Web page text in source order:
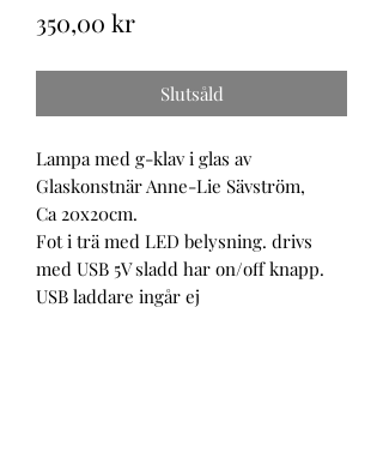
350,00 krPris
Slutsåld
Lampa med g-klav i glas av
Glaskonstnär Anne-Lie Sävström,
Ca 20x20cm.
Fot i trä med LED belysning. drivs
med USB 5V sladd har on/off knapp.
USB laddare ingår ej